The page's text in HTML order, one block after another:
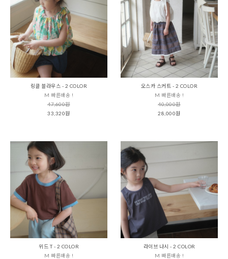
링클 블라우스 - 2 COLOR
M 빠른배송 !
47,600원
33,320원
오스카 스커트 - 2 COLOR
M 빠른배송 !
40,000원
28,000원
위드 T - 2 COLOR
M 빠른배송 !
라이브 나시 - 2 COLOR
M 빠른배송 !